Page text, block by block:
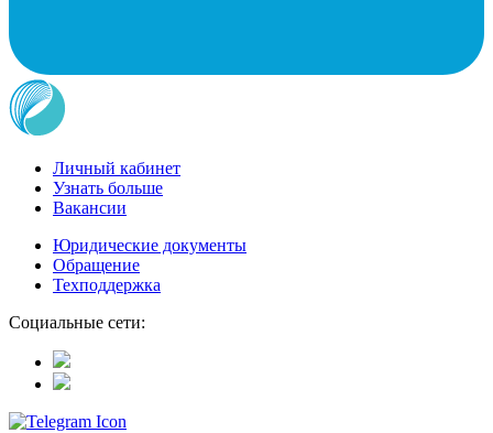
Личный кабинет
Узнать больше
Вакансии
Юридические документы
Обращение
Техподдержка
Социальные сети: